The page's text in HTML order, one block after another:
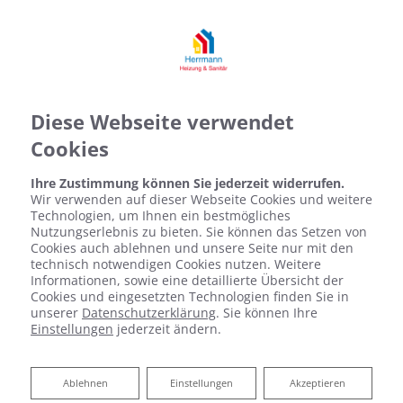
Diese Webseite verwendet
Cookies
Ihre Zustimmung können Sie jederzeit widerrufen.
Wir verwenden auf dieser Webseite Cookies und weitere
Technologien, um Ihnen ein bestmögliches
Nutzungserlebnis zu bieten. Sie können das Setzen von
Cookies auch ablehnen und unsere Seite nur mit den
technisch notwendigen Cookies nutzen. Weitere
Informationen, sowie eine detaillierte Übersicht der
Cookies und eingesetzten Technologien finden Sie in
unserer Datenschutzerklärung. Sie können Ihre
Einstellungen jederzeit ändern.
Akzeptieren
Einstellungen
Ablehnen
Ablehnen